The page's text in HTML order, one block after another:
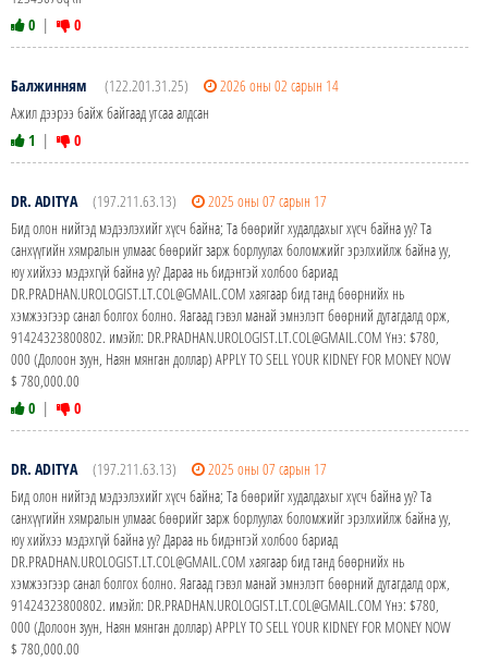
0 | 0
Балжинням (122.201.31.25)
2026 оны 02 сарын 14
Ажил дээрээ байж байгаад утсаа алдсан
1 | 0
DR. ADITYA (197.211.63.13)
2025 оны 07 сарын 17
Бид олон нийтэд мэдээлэхийг хүсч байна; Та бөөрийг худалдахыг хүсч байна уу? Та
санхүүгийн хямралын улмаас бөөрийг зарж борлуулах боломжийг эрэлхийлж байна уу,
юу хийхээ мэдэхгүй байна уу? Дараа нь бидэнтэй холбоо бариад
DR.PRADHAN.UROLOGIST.LT.COL@GMAIL.COM хаягаар бид танд бөөрнийх нь
хэмжээгээр санал болгох болно. Яагаад гэвэл манай эмнэлэгт бөөрний дутагдалд орж,
91424323800802. имэйл: DR.PRADHAN.UROLOGIST.LT.COL@GMAIL.COM Yнэ: $780,
000 (Долоон зуун, Наян мянган доллар) APPLY TO SELL YOUR KIDNEY FOR MONEY NOW
$ 780,000.00
0 | 0
DR. ADITYA (197.211.63.13)
2025 оны 07 сарын 17
Бид олон нийтэд мэдээлэхийг хүсч байна; Та бөөрийг худалдахыг хүсч байна уу? Та
санхүүгийн хямралын улмаас бөөрийг зарж борлуулах боломжийг эрэлхийлж байна уу,
юу хийхээ мэдэхгүй байна уу? Дараа нь бидэнтэй холбоо бариад
DR.PRADHAN.UROLOGIST.LT.COL@GMAIL.COM хаягаар бид танд бөөрнийх нь
хэмжээгээр санал болгох болно. Яагаад гэвэл манай эмнэлэгт бөөрний дутагдалд орж,
91424323800802. имэйл: DR.PRADHAN.UROLOGIST.LT.COL@GMAIL.COM Yнэ: $780,
000 (Долоон зуун, Наян мянган доллар) APPLY TO SELL YOUR KIDNEY FOR MONEY NOW
$ 780,000.00